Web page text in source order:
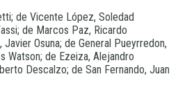
de Vicente López, Soledad
de Marcos Paz, Ricardo
Osuna; de General Pueyrredon,
Watson; de Ezeiza, Alejandro
Descalzo; de San Fernando, Juan